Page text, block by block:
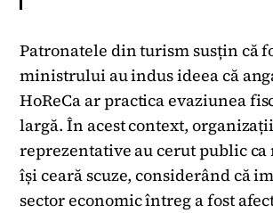
Patronatele din turism susțin că
ministrului au indus ideea că
HoReCa ar practica evaziunea
largă. În acest context,
reprezentative au cerut public
își ceară scuze, considerând că
sector economic întreg a fost